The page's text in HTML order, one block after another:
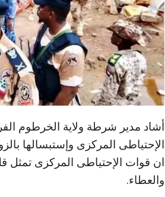
أشاد مدير شرطة ولاية الخرطوم
الإحتياطى المركزى وإستبسالها
ان قوات الإحتياطى المركزى تمثل
والعطاء.